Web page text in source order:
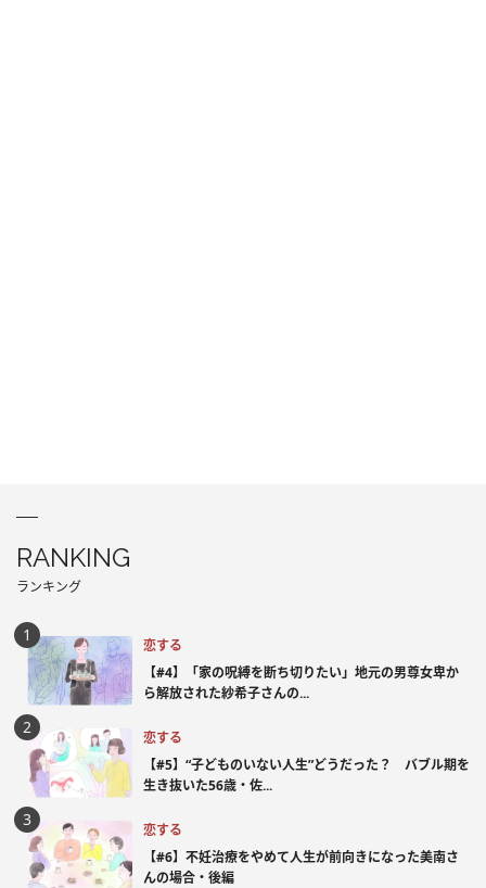
RANKING
ランキング
恋する
【#4】「家の呪縛を断ち切りたい」地元の男尊女卑か
ら解放された紗希子さんの...
恋する
【#5】“子どものいない人生”どうだった？ バブル期を
生き抜いた56歳・佐...
恋する
【#6】不妊治療をやめて人生が前向きになった美南さ
んの場合・後編